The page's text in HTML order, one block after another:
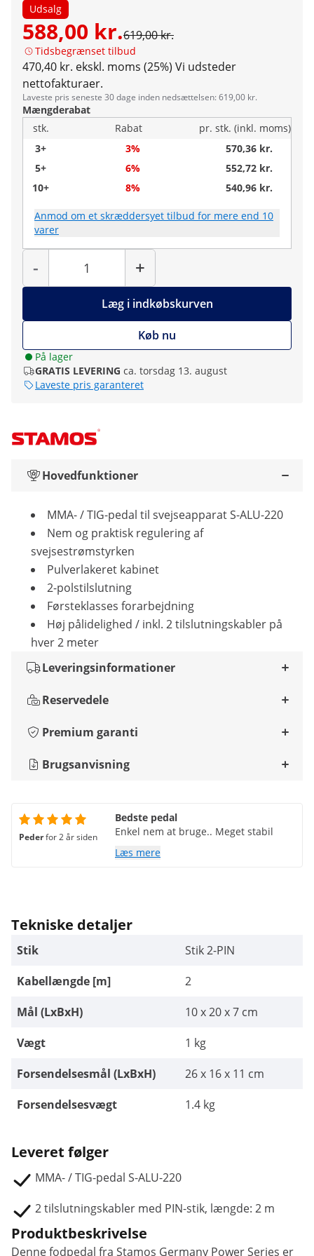
Udsalg
588,00 kr.619,00 kr.
Tidsbegrænset tilbud
470,40 kr. ekskl. moms (25%) Vi udsteder
nettofakturaer.
Laveste pris seneste 30 dage inden nedsættelsen: 619,00 kr.
Mængderabat
stk.
Rabat
pr. stk. (inkl. moms)
3+
3%
570,36 kr.
5+
6%
552,72 kr.
10+
8% 540,96 kr.
Anmod om et skræddersyet tilbud for mere end 10
varer
-
Antal
+
Læg i indkøbskurven
Køb nu
På lager
GRATIS LEVERING ca. torsdag 13. august
Laveste pris garanteret
Hovedfunktioner
MMA- / TIG-pedal til svejseapparat S-ALU-220
Nem og praktisk regulering af
svejsestrømstyrken
Pulverlakeret kabinet
2-polstilslutning
Førsteklasses forarbejdning
Høj pålidelighed / inkl. 2 tilslutningskabler på
hver 2 meter
Leveringsinformationer
Reservedele
Premium garanti
Brugsanvisning
Pederfor 2 år siden
Bedste pedal
Enkel nem at bruge.. Meget stabil
Læs mere
Tekniske detaljer
Stik
Stik 2-PIN
Kabellængde [m]
2
Mål (LxBxH)
10 x 20 x 7 cm
Vægt
1 kg
Forsendelsesmål (LxBxH)
26 x 16 x 11 cm
Forsendelsesvægt
1.4 kg
Leveret følger
MMA- / TIG-pedal S-ALU-220
2 tilslutningskabler med PIN-stik, længde: 2 m
Produktbeskrivelse
Denne fodpedal fra Stamos Germany Power Series er